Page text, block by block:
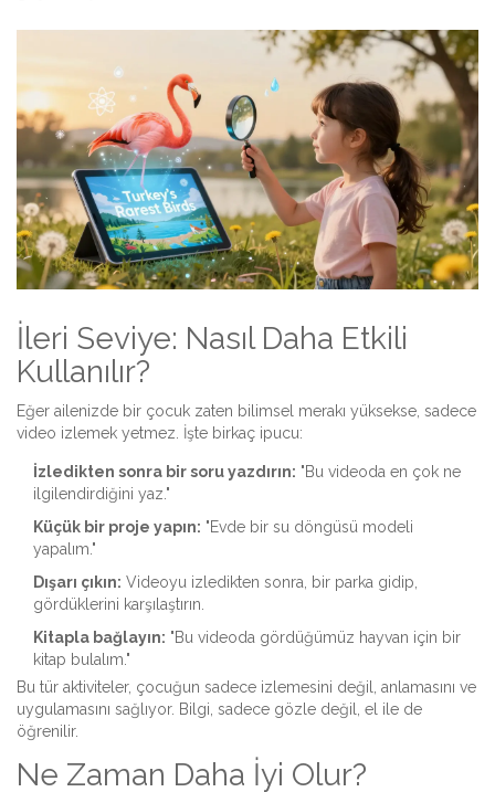
İleri Seviye: Nasıl Daha Etkili
Kullanılır?
Eğer ailenizde bir çocuk zaten bilimsel merakı yüksekse, sadece
video izlemek yetmez. İşte birkaç ipucu:
İzledikten sonra bir soru yazdırın: "Bu videoda en çok ne
ilgilendirdiğini yaz."
Küçük bir proje yapın: "Evde bir su döngüsü modeli
yapalım."
Dışarı çıkın: Videoyu izledikten sonra, bir parka gidip,
gördüklerini karşılaştırın.
Kitapla bağlayın: "Bu videoda gördüğümüz hayvan için bir
kitap bulalım."
Bu tür aktiviteler, çocuğun sadece izlemesini değil, anlamasını ve
uygulamasını sağlıyor. Bilgi, sadece gözle değil, el ile de
öğrenilir.
Ne Zaman Daha İyi Olur?